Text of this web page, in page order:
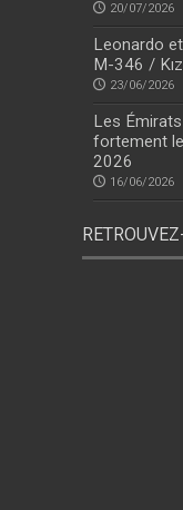
20/07/2026
Leonardo
M-346 /
23/06/2026
Les
fortement
2026
16/06/2026